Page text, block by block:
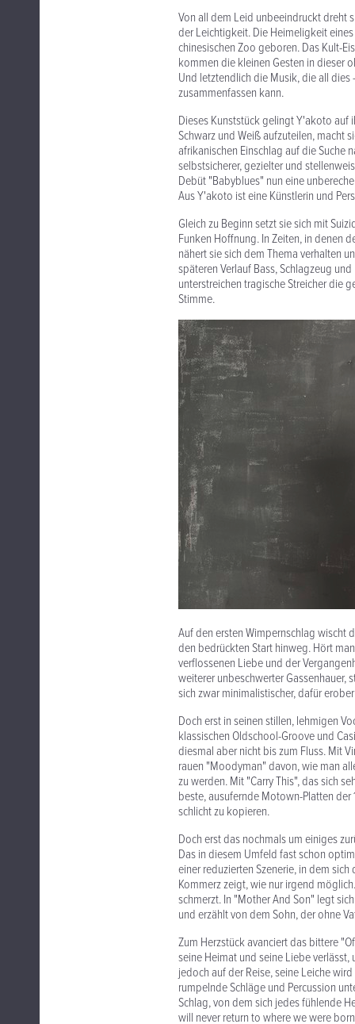
Von all dem Leid unbeeindruckt dreht
der Leichtigkeit. Die Heimeligkeit
chinesischen Zoo geboren. Das Kult-
kommen die kleinen Gesten in dieser
Und letztendlich die Musik, die all
zusammenfassen kann.
Dieses Kunststück gelingt Y'akoto auf
Schwarz und Weiß aufzuteilen, macht
afrikanischen Einschlag auf die Suche
selbstsicherer, gezielter und
Debüt "Babyblues" nun eine
Aus Y'akoto ist eine Künstlerin und
Gleich zu Beginn setzt sie sich mit
Funken Hoffnung. In Zeiten, in denen
nähert sie sich dem Thema verhalten
späteren Verlauf Bass, Schlagzeug
unterstreichen tragische Streicher die
Stimme.
Auf den ersten Wimpernschlag wischt
den bedrückten Start hinweg. Hört
verflossenen Liebe und der
weiterer unbeschwerter Gassenhauer,
sich zwar minimalistischer, dafür
Doch erst in seinen stillen, lehmigen
klassischen Oldschool-Groove und
diesmal aber nicht bis zum Fluss. Mit
rauen "Moodyman" davon, wie man
zu werden. Mit "Carry This", das sich
beste, ausufernde Motown-Platten der
schlicht zu kopieren.
Doch erst das nochmals um einiges
Das in diesem Umfeld fast schon
einer reduzierten Szenerie, in dem
Kommerz zeigt, wie nur irgend
schmerzt. In "Mother And Son" legt
und erzählt von dem Sohn, der ohne
Zum Herzstück avanciert das bittere
seine Heimat und seine Liebe
jedoch auf der Reise, seine Leiche
rumpelnde Schläge und Percussion
Schlag, von dem sich jedes fühlende
will never return to where we were